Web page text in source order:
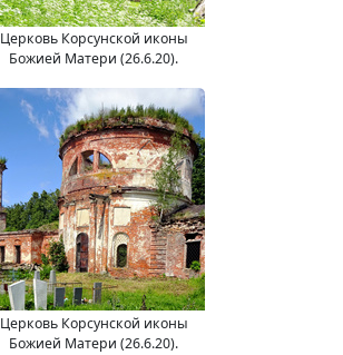
Церковь Корсунской иконы
Божией Матери (26.6.20).
Церковь Корсунской иконы
Божией Матери (26.6.20).